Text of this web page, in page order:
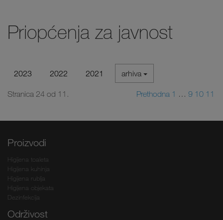
Priopćenja za javnost
2023 2022 2021 arhiva
Stranica 24 od 11. Prethodna 1 … 9 10 11
Proizvodi
Higijena toaleta
Higijena kuhinja
Higijena rublja
Higijena objekata
Dezinfekcija
Održivost